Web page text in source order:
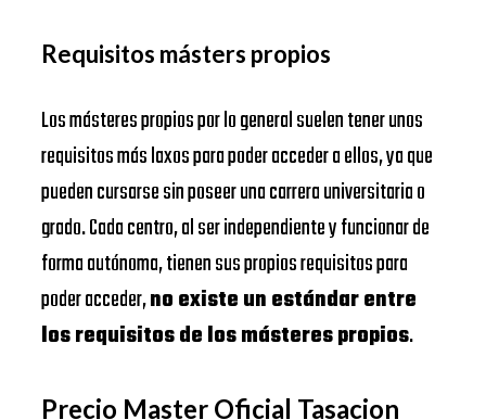
Requisitos másters propios
Los másteres propios por lo general suelen tener unos
requisitos más laxos para poder acceder a ellos, ya que
pueden cursarse sin poseer una carrera universitaria o
grado. Cada centro, al ser independiente y funcionar de
forma autónoma, tienen sus propios requisitos para
poder acceder,no existe un estándar entre
los requisitos de los másteres propios.
Precio Master Oficial Tasacion